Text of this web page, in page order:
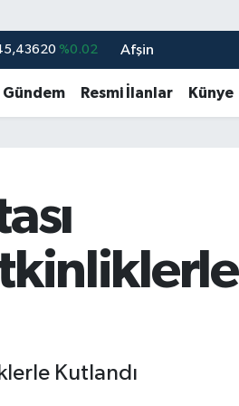
53,38690 %0.19
%0.19
%0.02
Afşin
Gündem Resmi İlanlar Künye
Kutlandı